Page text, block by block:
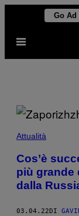
contenuto
Go Ad
Apri
menu
Attualità
Cos’è
più grande
dalla
03.04.22 DI